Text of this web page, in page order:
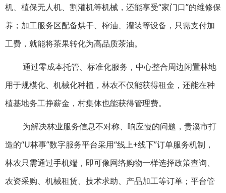
机、植保无人机、割灌机等机械，还能享受“家门口”的维修保
养；加工服务区配备烘干、榨油、灌装等设备，只需支付加
工费，就能将茶果转化为高品质茶油。
通过零成本托管、标准化服务，中心整合周边闲置林地
用于规模化、机械化种植，林农不仅能获得租金，还能在种
植基地务工挣薪金，村集体也能获得管理费。
为解决林业服务信息不对称、响应慢的问题，贵溪市打
造的“U林事”数字服务平台采用“线上+线下”订单服务机制，
林农只需通过手机端，即可像网络购物一样选择政策查询、
农资采购、机械租赁、技术求助、产品加工等订单；平台管